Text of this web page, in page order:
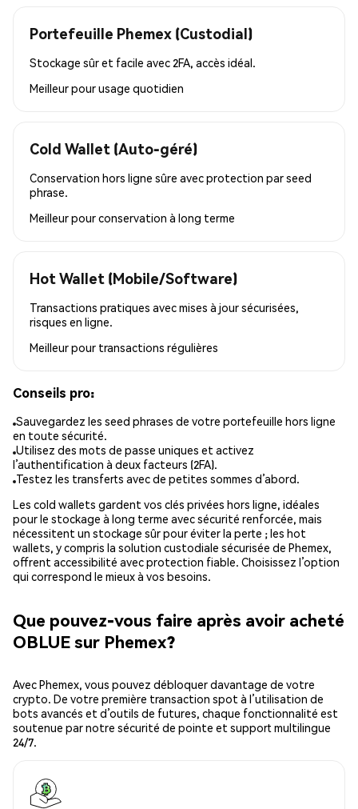
Portefeuille Phemex (Custodial)
Stockage sûr et facile avec 2FA, accès idéal.
Meilleur pourusage quotidien
Cold Wallet (Auto-géré)
Conservation hors ligne sûre avec protection par seed
phrase.
Meilleur pourconservation à long terme
Hot Wallet (Mobile/Software)
Transactions pratiques avec mises à jour sécurisées,
risques en ligne.
Meilleur pour transactions régulières
Conseils pro:
Sauvegardez les seed phrases de votre portefeuille hors ligne
en toute sécurité.
Utilisez des mots de passe uniques et activez
l’authentification à deux facteurs (2FA).
Testez les transferts avec de petites sommes d’abord.
Les cold wallets gardent vos clés privées hors ligne, idéales
pour le stockage à long terme avec sécurité renforcée, mais
nécessitent un stockage sûr pour éviter la perte ; les hot
wallets, y compris la solution custodiale sécurisée de Phemex,
offrent accessibilité avec protection fiable. Choisissez l’option
qui correspond le mieux à vos besoins.
Que pouvez-vous faire après avoir acheté
OBLUE sur Phemex?
Avec Phemex, vous pouvez débloquer davantage de votre
crypto. De votre première transaction spot à l’utilisation de
bots avancés et d’outils de futures, chaque fonctionnalité est
soutenue par notre sécurité de pointe et support multilingue
24/7.